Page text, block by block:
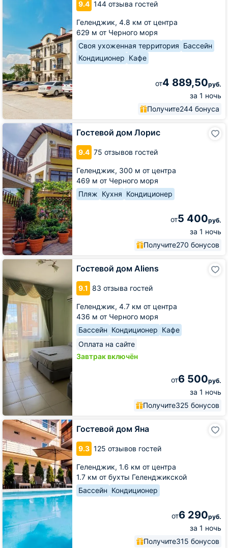
9.4 144 отзыва гостей
Геленджик, 4.8 км от центра
629 м от Черного моря
Своя ухоженная территория Бассейн
Кондиционер Кафе
от4 889,50руб.
за 1 ночь
Получите244 бонуса
Гостевой дом Лорис
9.4 75 отзывов гостей
Геленджик, 300 м от центра
469 м от Черного моря
Пляж Кухня Кондиционер
от5 400руб.
за 1 ночь
Получите270 бонусов
Гостевой
Лорис
Гостевой дом Aliens
9.1 83 отзыва гостей
Геленджик, 4.7 км от центра
436 м от Черного моря
Бассейн Кондиционер Кафе
Оплата на сайте
Завтрак включён
от6 500руб.
за 1 ночь
Получите325 бонусов
Гостевой
дом
Aliens
Гостевой дом Яна
9.3 125 отзывов гостей
Геленджик, 1.6 км от центра
1.7 км от бухты Геленджикской
Бассейн Кондиционер
от6 290руб.
за 1 ночь
Получите315 бонусов
Гостевой
дом
Яна